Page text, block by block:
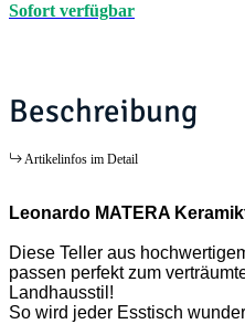
Sofort verfügbar
Beschreibung
Artikelinfos im Detail
Leonardo MATERA
Diese Teller aus
passen perfekt zum
Landhausstil!
So wird jeder Esstisch